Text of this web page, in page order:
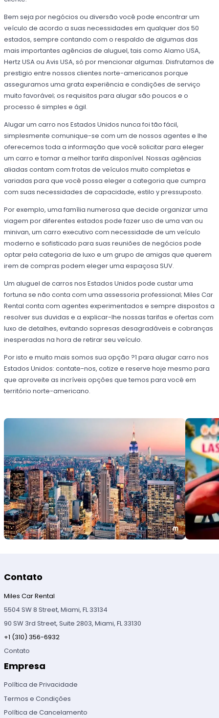
Bem seja por negócios ou diversão você pode encontrar um
veículo de acordo a suas necessidades em qualquer dos 50
estados, sempre contando com o respaldo de algumas das
mais importantes agências de aluguel, tais como Alamo USA,
Hertz USA ou Avis USA, só por mencionar algumas. Disfrutamos de
prestigio entre nossos clientes norte-americanos porque
asseguramos uma grata experiência e condições de serviço
muito favorável; os requisitos para alugar são poucos e o
processo é simples e ágil.
Alugar um carro nos Estados Unidos nunca foi tão fácil,
simplesmente comunique-se com um de nossos agentes e lhe
oferecemos toda a informação que você solicitar para eleger
um carro e tomar a melhor tarifa disponível. Nossas agências
aliadas contam com frotas de veículos muito completas e
variadas para que você possa eleger a categoria que cumpra
com suas necessidades de capacidade, estilo y pressuposto.
Por exemplo, uma família numerosa que decide organizar uma
viagem por diferentes estados pode fazer uso de uma van ou
minivan, um carro executivo com necessidade de um veículo
moderno e sofisticado para suas reuniões de negócios pode
optar pela categoria de luxo e um grupo de amigas que querem
irem de compras podem eleger uma espaçosa SUV.
Um aluguel de carros nos Estados Unidos pode custar uma
fortuna se não conta com uma assessoria professional; Miles Car
Rental conta com agentes experimentados e sempre dispostos a
resolver sus duvidas e a explicar-lhe nossas tarifas e ofertas com
luxo de detalhes, evitando sopresas desagradáveis e cobranças
inesperadas na hora de retirar seu veículo.
Por isto e muito mais somos sua opção ?1 para alugar carro nos
Estados Unidos: contate-nos, cotize e reserve hoje mesmo para
que aproveite as incríveis opções que temos para você em
território norte-americano.
Contato
Miles Car Rental
5504 SW 8 Street, Miami, FL 33134
90 SW 3rd Street, Suite 2803, Miami, FL 33130
+1 (310) 356-6932
Contato
Empresa
Política de Privacidade
Termos e Condições
Política de Cancelamento